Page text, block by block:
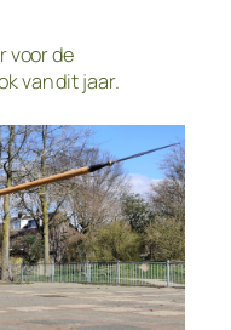
voor de
van dit jaar.